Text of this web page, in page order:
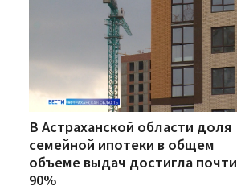
В Астраханской области доля
семейной ипотеки в общем
объеме выдач достигла почти
90%